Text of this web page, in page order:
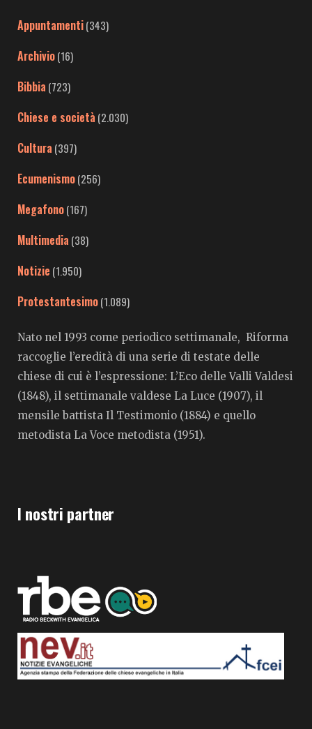
Appuntamenti(343)
Archivio(16)
Bibbia (723)
Chiese e società (2.030)
Cultura (397)
Ecumenismo(256)
Megafono(167)
Multimedia (38)
Notizie (1.950)
Protestantesimo(1.089)
Nato nel 1993 come periodico settimanale, Riforma
raccoglie l’eredità di una serie di testate delle
chiese di cui è l’espressione: L’Eco delle Valli Valdesi
(1848), il settimanale valdese La Luce (1907), il
mensile battista Il Testimonio (1884) e quello
metodista La Voce metodista (1951).
I nostri partner